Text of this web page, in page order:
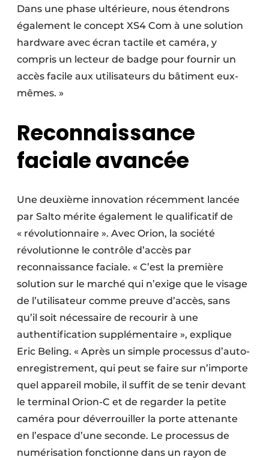
Dans une phase ultérieure, nous étendrons
également le concept XS4 Com à une solution
hardware avec écran tactile et caméra, y
compris un lecteur de badge pour fournir un
accès facile aux utilisateurs du bâtiment eux-
mêmes. »
Reconnaissance
faciale avancée
Une deuxième innovation récemment lancée
par Salto mérite également le qualificatif de
« révolutionnaire ». Avec Orion, la société
révolutionne le contrôle d’accès par
reconnaissance faciale. « C’est la première
solution sur le marché qui n’exige que le visage
de l’utilisateur comme preuve d’accès, sans
qu’il soit nécessaire de recourir à une
authentification supplémentaire », explique
Eric Beling. « Après un simple processus d’auto-
enregistrement, qui peut se faire sur n’importe
quel appareil mobile, il suffit de se tenir devant
le terminal Orion-C et de regarder la petite
caméra pour déverrouiller la porte attenante
en l’espace d’une seconde. Le processus de
numérisation fonctionne dans un rayon de